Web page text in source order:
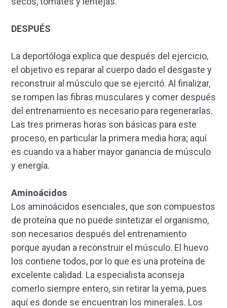
DESPUÉS
La deportóloga explica que después del ejercicio,
el objetivo es reparar al cuerpo dado el desgaste y
reconstruir al músculo que se ejercitó. Al finalizar,
se rompen las fibras musculares y comer después
del entrenamiento es necesario para regenerarlas.
Las tres primeras horas son básicas para este
proceso, en particular la primera media hora; aquí
es cuando va a haber mayor ganancia de músculo
y energía.
Aminoácidos
Los aminoácidos esenciales, que son compuestos
de proteína que no puede sintetizar el organismo,
son necesarios después del entrenamiento
porque ayudan a reconstruir el músculo. El huevo
los contiene todos, por lo que es una proteína de
excelente calidad. La especialista aconseja
comerlo siempre entero, sin retirar la yema, pues
aquí es donde se encuentran los minerales. Los